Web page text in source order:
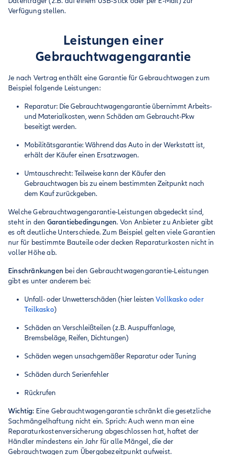
Verfügung stellen.
Leistungen einer
Gebrauchtwagenga­rantie
Je nach Vertrag enthält eine Garantie für Gebrauchtwagen zum
Beispiel folgende Leistungen:
Reparatur: Die Gebrauchtwagengarantie übernimmt Arbeits-
und Materialkosten, wenn Schäden am Gebraucht-Pkw
beseitigt werden.
Mobilitätsgarantie: Während das Auto in der Werkstatt ist,
erhält der Käufer einen Ersatzwagen.
Umtauschrecht: Teilweise kann der Käufer den
Gebrauchtwagen bis zu einem bestimmten Zeitpunkt nach
dem Kauf zurückgeben.
Welche Gebrauchtwagengarantie-Leistungen abgedeckt sind,
steht in den Garantiebedingungen. Von Anbieter zu Anbieter gibt
es oft deutliche Unterschiede. Zum Beispiel gelten viele Garantien
nur für bestimmte Bauteile oder decken Reparaturkosten nicht in
voller Höhe ab.
Einschränkungen bei den Gebrauchtwagengarantie-Leistungen
gibt es unter anderem bei:
Unfall- oder Unwetterschäden (hier leisten Vollkasko oder
Teilkasko)
Schäden an Verschleißteilen (z.B. Auspuffanlage,
Bremsbeläge, Reifen, Dichtungen)
Schäden wegen unsachgemäßer Reparatur oder Tuning
Schäden durch Serienfehler
Rückrufen
Wichtig: Eine Gebrauchtwagengarantie schränkt die gesetzliche
Sachmängelhaftung nicht ein. Sprich: Auch wenn man eine
Reparaturkostenversicherung abgeschlossen hat, haftet der
Händler mindestens ein Jahr für alle Mängel, die der
Gebrauchtwagen zum Übergabezeitpunkt aufweist.